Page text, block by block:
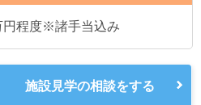
円程度※諸手当込み
施設見学の相談をする